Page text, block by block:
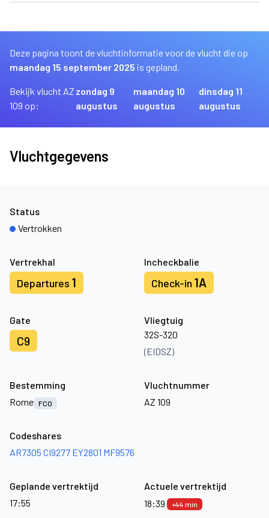
Deze pagina toont de vluchtinformatie voor de vlucht die op
maandag 15 september 2025 is gepland.
Bekijk vlucht AZ
109 op:
zondag 9
augustus
maandag 10
augustus
dinsdag 11
augustus
Vluchtgegevens
Vertrekhal
Departures 1
Incheckbalie
Check-in 1A
Gate
C9
Vliegtuig
32S-320
(EIDSZ)
Status
Vertrokken
Bestemming
Rome FCO
Vluchtnummer
AZ 109
Codeshares
AR7305 CI9277 EY2801 MF9576
Geplande vertrektijd
17:55
Actuele vertrektijd
18:39
+44 min